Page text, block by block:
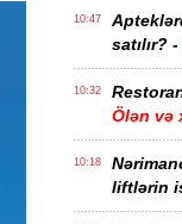
10:47
satılır? -
10:32
Ölən və
10:18
liftlərin